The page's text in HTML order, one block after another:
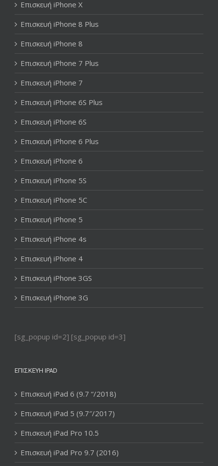
Επισκευή iPhone X
Επισκευή iPhone 8 Plus
Επισκευή iPhone 8
Επισκευή iPhone 7 Plus
Επισκευή iPhone 7
Επισκευή iPhone 6S Plus
Επισκευή iPhone 6S
Επισκευή iPhone 6 Plus
Επισκευή iPhone 6
Επισκευή iPhone 5S
Επισκευή iPhone 5C
Επισκευή iPhone 5
Επισκευή iPhone 4s
Επισκευή iPhone 4
Επισκευή iPhone 3GS
Επισκευή iPhone 3G
[sg_popup id=2] [sg_popup id=3]
ΕΠΙΣΚΕΥΉ IPAD
Επισκευή iPad 6 (9.7 “/2018)
Επισκευή iPad 5 (9.7″/2017)
Επισκευή iPad Pro 10.5
Επισκευή iPad Pro 9.7 (2016)